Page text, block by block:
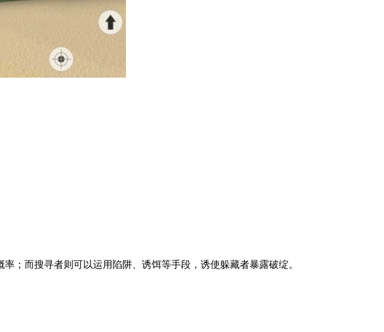
；而搜寻者则可以运用陷阱、诱饵等手段，诱使躲藏者暴露破绽。